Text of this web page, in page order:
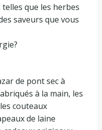
que les herbes
saveurs que vous
de pont sec à
à la main, les
couteaux
de laine